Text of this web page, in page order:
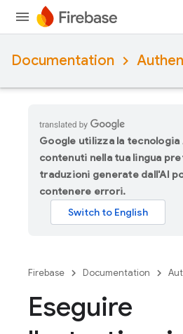
Documentation
Google utilizza la
contenuti nella tua lingua
traduzioni generate dall'AI
contenere errori.
Firebase Documentation
Eseguire